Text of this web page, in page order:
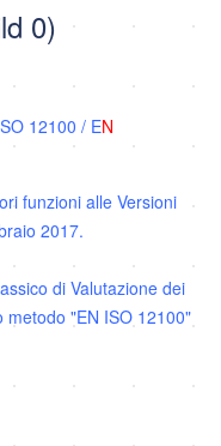
0)
12100 / EN
funzioni alle Versioni
2017.
di Valutazione dei
metodo "EN ISO 12100"